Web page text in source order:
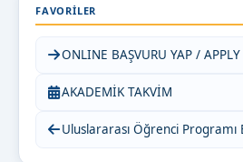
FAVORILER
ONLINE BAŞVURU YAP /
AKADEMİK TAKVİM
Uluslararası Öğrenci Programı